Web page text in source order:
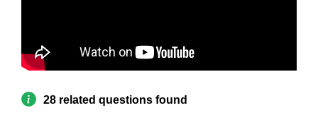
28 related questions found